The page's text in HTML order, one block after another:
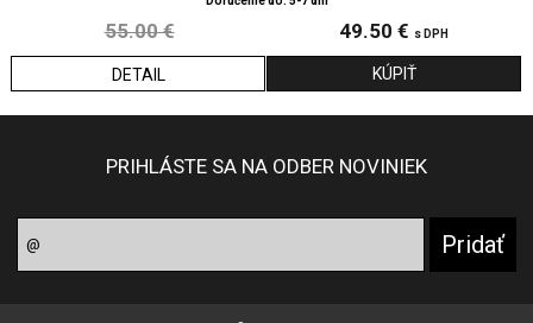
55.00 € 49.50 € s DPH
DETAIL
PRIHLÁSTE SA NA ODBER NOVINIEK